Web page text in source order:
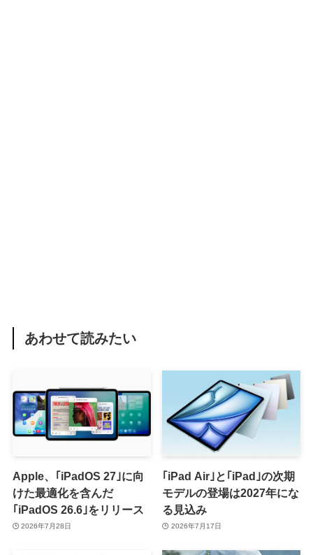
あわせて読みたい
Apple、｢iPadOS 27｣に向
けた最適化を含んだ
｢iPadOS 26.6｣をリリース
2026年7月28日
｢iPad Air｣と｢iPad｣の次期
モデルの登場は2027年にな
る見込み
2026年7月17日